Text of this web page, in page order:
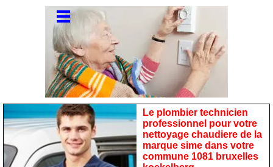
Le plombier technicien
professionnel pour votre
nettoyage chaudiere de la
marque sime dans votre
commune 1081 bruxelles